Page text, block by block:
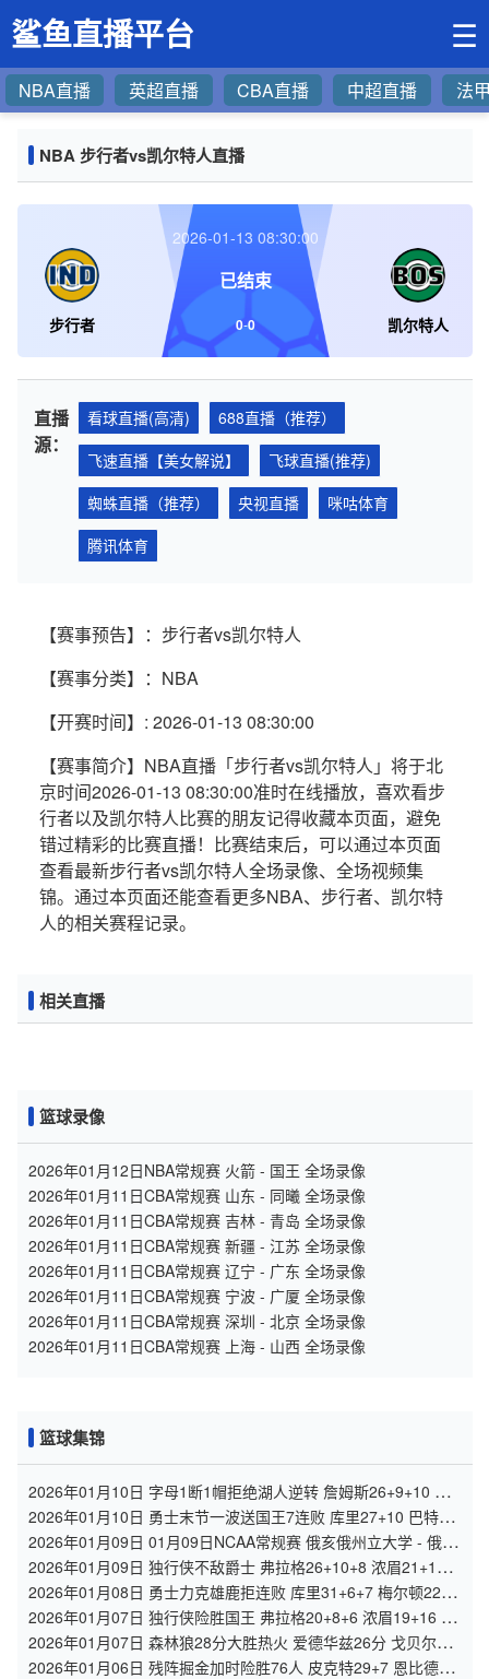
鲨鱼直播平台 ☰
NBA直播 英超直播 CBA直播 中超直播 法
NBA 步行者vs凯尔特人直播
步行者 凯尔特人
2026-01-13 08:30:00
已结束
0-0
直播
源：
看球直播(高清)
688直播（推荐）
飞速直播【美女解说】
飞球直播(推荐)
蜘蛛直播（推荐）
央视直播
咪咕体育
腾讯体育
【赛事预告】：步行者vs凯尔特人
【赛事分类】：NBA
【开赛时间】: 2026-01-13 08:30:00
【赛事简介】NBA直播「步行者vs凯尔特人」将于北
京时间2026-01-13 08:30:00准时在线播放，喜欢看步
行者以及凯尔特人比赛的朋友记得收藏本页面，避免
错过精彩的比赛直播！比赛结束后，可以通过本页面
查看最新步行者vs凯尔特人全场录像、全场视频集
锦。通过本页面还能查看更多NBA、步行者、凯尔特
人的相关赛程记录。
相关直播
篮球录像
2026年01月12日NBA常规赛 火箭 - 国王 全场录像
2026年01月11日CBA常规赛 山东 - 同曦 全场录像
2026年01月11日CBA常规赛 吉林 - 青岛 全场录像
2026年01月11日CBA常规赛 新疆 - 江苏 全场录像
2026年01月11日CBA常规赛 辽宁 - 广东 全场录像
2026年01月11日CBA常规赛 宁波 - 广厦 全场录像
2026年01月11日CBA常规赛 深圳 - 北京 全场录像
2026年01月11日CBA常规赛 上海 - 山西 全场录像
篮球集锦
2026年01月10日 字母1断1帽拒绝湖人逆转 詹姆斯26+9+10 东
契奇25中8&致命6犯
2026年01月10日 勇士末节一波送国王7连败 库里27+10 巴特勒
15分 德罗赞24分
2026年01月09日 01月09日NCAA常规赛 俄亥俄州立大学 - 俄勒
冈大学 集锦
2026年01月09日 独行侠不敌爵士 弗拉格26+10+8 浓眉21+11&
伤退 马尔卡宁33+7
2026年01月08日 勇士力克雄鹿拒连败 库里31+6+7 梅尔顿22分
字母哥34+10+5
2026年01月07日 独行侠险胜国王 弗拉格20+8+6 浓眉19+16 德
罗赞失绝杀
2026年01月07日 森林狼28分大胜热火 爱德华兹26分 戈贝尔
13+17 鲍威尔21分
2026年01月06日 残阵掘金加时险胜76人 皮克特29+7 恩比德